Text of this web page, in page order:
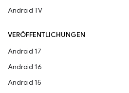
Android TV
VERÖFFENTLICHUNGEN
Android 17
Android 16
Android 15